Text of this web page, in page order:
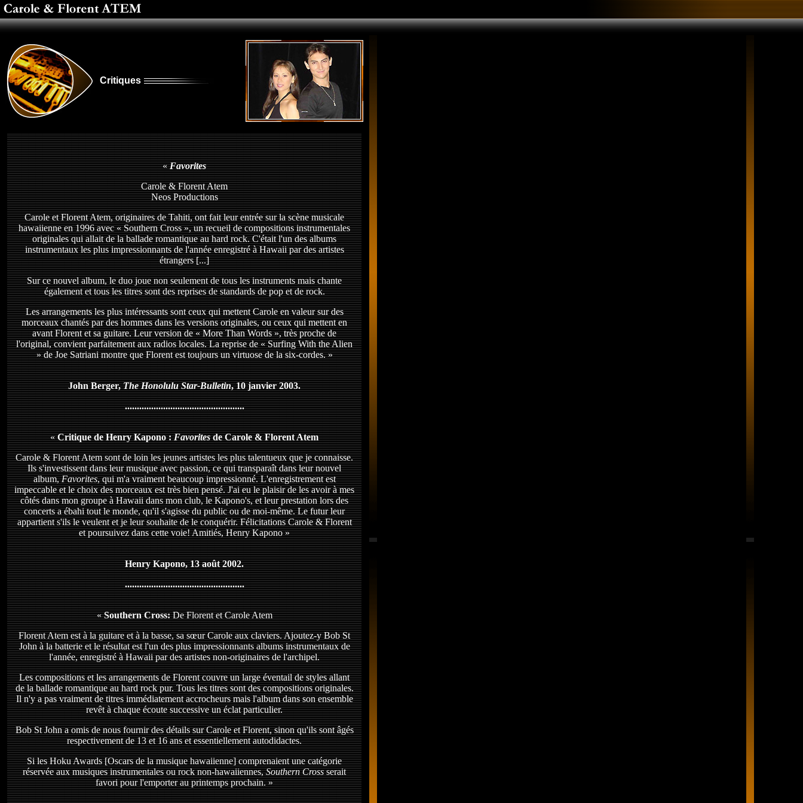
Critiques
«Favorites
Carole & Florent Atem
Neos Productions
Carole et Florent Atem, originaires de Tahiti, ont fait leur entrée sur la scène musicale
hawaiienne en 1996 avec « Southern Cross », un recueil de compositions instrumentales
originales qui allait de la ballade romantique au hard rock. C'était l'un des albums
instrumentaux les plus impressionnants de l'année enregistré à Hawaii par des artistes
étrangers [...]
Sur ce nouvel album, le duo joue non seulement de tous les instruments mais chante
également et tous les titres sont des reprises de standards de pop et de rock.
Les arrangements les plus intéressants sont ceux qui mettent Carole en valeur sur des
morceaux chantés par des hommes dans les versions originales, ou ceux qui mettent en
avant Florent et sa guitare. Leur version de « More Than Words », très proche de
l'original, convient parfaitement aux radios locales. La reprise de « Surfing With the Alien
» de Joe Satriani montre que Florent est toujours un virtuose de la six-cordes. »
John Berger,The Honolulu Star-Bulletin, 10 janvier 2003.
..................................................
«Critique de Henry Kapono :Favoritesde Carole & Florent Atem
Carole & Florent Atem sont de loin les jeunes artistes les plus talentueux que je connaisse.
Ils s'investissent dans leur musique avec passion, ce qui transparaît dans leur nouvel
album,Favorites, qui m'a vraiment beaucoup impressionné. L'enregistrement est
impeccable et le choix des morceaux est très bien pensé. J'ai eu le plaisir de les avoir à mes
côtés dans mon groupe à Hawaii dans mon club, le Kapono's, et leur prestation lors des
concerts a ébahi tout le monde, qu'il s'agisse du public ou de moi-même. Le futur leur
appartient s'ils le veulent et je leur souhaite de le conquérir. Félicitations Carole & Florent
et poursuivez dans cette voie! Amitiés, Henry Kapono »
Henry Kapono, 13 août 2002.
..................................................
«Southern Cross:De Florent et Carole Atem
Florent Atem est à la guitare et à la basse, sa sœur Carole aux claviers. Ajoutez-y Bob St
John à la batterie et le résultat est l'un des plus impressionnants albums instrumentaux de
l'année, enregistré à Hawaii par des artistes non-originaires de l'archipel.
Les compositions et les arrangements de Florent couvre un large éventail de styles allant
de la ballade romantique au hard rock pur. Tous les titres sont des compositions originales.
Il n'y a pas vraiment de titres immédiatement accrocheurs mais l'album dans son ensemble
revêt à chaque écoute successive un éclat particulier.
Bob St John a omis de nous fournir des détails sur Carole et Florent, sinon qu'ils sont âgés
respectivement de 13 et 16 ans et essentiellement autodidactes.
Si les Hoku Awards [Oscars de la musique hawaiienne] comprenaient une catégorie
réservée aux musiques instrumentales ou rock non-hawaiiennes,Southern Crossserait
favori pour l'emporter au printemps prochain. »